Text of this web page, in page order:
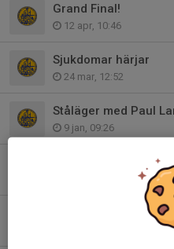
Grand Final!
12 apr, 10:46
Sjukdomar härjar
24 mar, 12:52
Ståläger med Paul
9 jan, 09:26
prep inför
Dagens fysträning